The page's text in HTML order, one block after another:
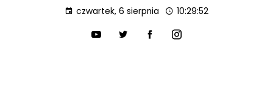
czwartek, 6 sierpnia 10:29:53